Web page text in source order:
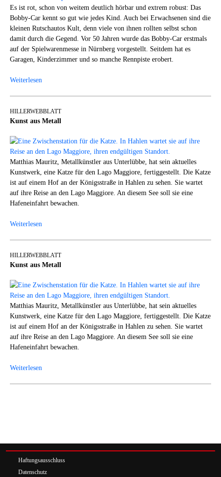
Es ist rot, schon von weitem deutlich hörbar und extrem robust: Das
Bobby-Car kennt so gut wie jedes Kind. Auch bei Erwachsenen sind die
kleinen Rutschautos Kult, denn viele von ihnen rollten selbst schon
damit durch die Gegend. Vor 50 Jahren wurde das Bobby-Car erstmals
auf der Spielwarenmesse in Nürnberg vorgestellt. Seitdem hat es
Garagen, Kinderzimmer und so manche Rennpiste erobert.
Weiterlesen
HILLERWEBBLATT
Kunst aus Metall
Matthias Mauritz, Metallkünstler aus Unterlübbe, hat sein aktuelles
Kunstwerk, eine Katze für den Lago Maggiore, fertiggestellt. Die Katze
ist auf einem Hof an der Königsstraße in Hahlen zu sehen. Sie wartet
auf ihre Reise an den Lago Maggiore. An diesem See soll sie eine
Hafeneinfahrt bewachen.
Weiterlesen
HILLERWEBBLATT
Kunst aus Metall
Matthias Mauritz, Metallkünstler aus Unterlübbe, hat sein aktuelles
Kunstwerk, eine Katze für den Lago Maggiore, fertiggestellt. Die Katze
ist auf einem Hof an der Königsstraße in Hahlen zu sehen. Sie wartet
auf ihre Reise an den Lago Maggiore. An diesem See soll sie eine
Hafeneinfahrt bewachen.
Weiterlesen
Haftungsausschluss
Datenschutz